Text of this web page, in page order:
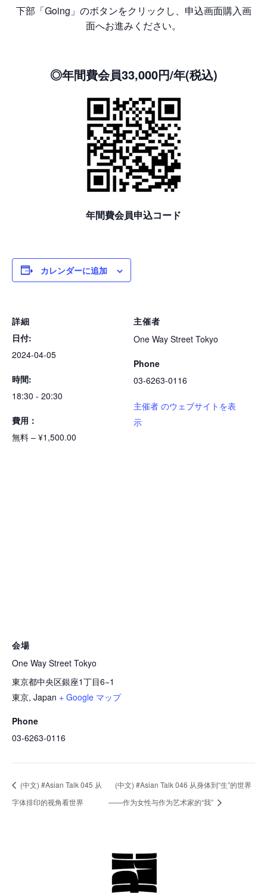
下部「Going」のボタンをクリックし、申込画面購入画
面へお進みください。
◎年間費会員33,000円/年(税込)
年間費会員申込コード
カレンダーに追加
詳細
日付:
2024-04-05
時間:
18:30 - 20:30
費用：
無料 – ¥1,500.00
主催者
One Way Street Tokyo
Phone
03-6263-0116
主催者 のウェブサイトを表
示
会場
One Way Street Tokyo
東京都中央区銀座1丁目6−1
東京, Japan + Google マップ
Phone
03-6263-0116
(中文) #Asian Talk 045 从
字体排印的视角看世界
(中文) #Asian Talk 046 从身体到“生”的世界
——作为女性与作为艺术家的“我”